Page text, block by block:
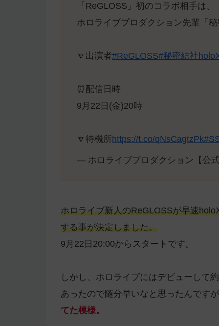
「ReGLOSS」初のコラボ相手は、
ホロライブプロダクション先輩「秘
🔽出演者#ReGLOSS#秘密結社
⏰配信日時
9月22日(金)20時
🔽待機所https://t.co/qNsCagtzPk
— ホロライブプロダクション【公
ホロライブ新人のReGLOSSが早速
する事が決定しました。
9月22日20:00からスタートです。
しかし、ホロライブにはデビューして
あったので随分早いなと思ったんです
てた模様。